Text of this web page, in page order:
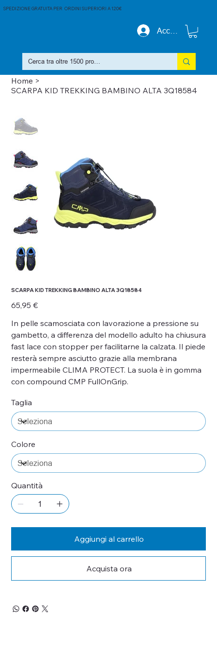
Accedi
SPEDIZIONE GRATUITA PER ORDINI SUPERIORI A 120€
Home >
SCARPA KID TREKKING BAMBINO ALTA 3Q18584
SCARPA KID TREKKING BAMBINO ALTA 3Q18584
Prezzo
65,95 €
In pelle scamosciata con lavorazione a pressione su
gambetto, a differenza del modello adulto ha chiusura
fast lace con stopper per facilitarne la calzata. Il piede
resterà sempre asciutto grazie alla membrana
impermeabile CLIMA PROTECT. La suola è in gomma
con compound CMP FullOnGrip.
Taglia
Colore
Quantità
Aggiungi al carrello
Acquista ora